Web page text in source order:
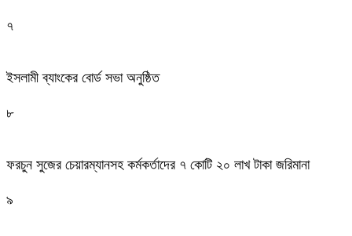
৭
ইসলামী ব্যাংকের বোর্ড সভা অনুষ্ঠিত
৮
ফরচুন সুজের চেয়ারম্যানসহ কর্মকর্তাদের ৭ কোটি ২০ লাখ টাকা জরিমানা
৯